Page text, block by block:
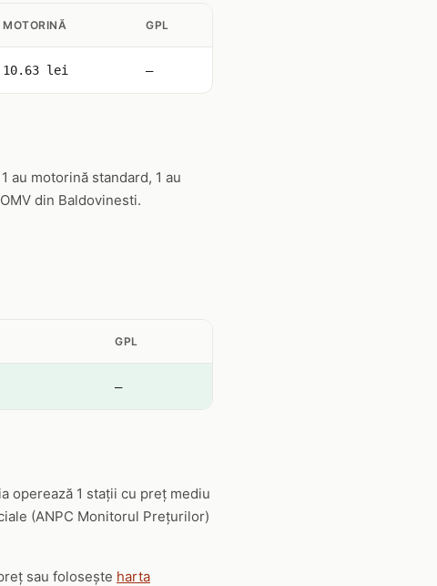
MOTORINĂ GPL
10.63 lei —
au motorină standard, 1 au
din Baldovinesti.
GPL
—
operează 1 stații cu preț mediu
(ANPC Monitorul Prețurilor)
sau folosește harta